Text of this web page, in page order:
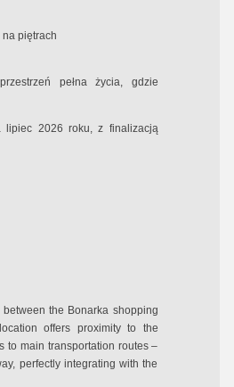
piętrach
pełna życia, gdzie
lipiec 2026 roku, z finalizacją
the Bonarka shopping
offers proximity to the
to main transportation routes –
perfectly integrating with the